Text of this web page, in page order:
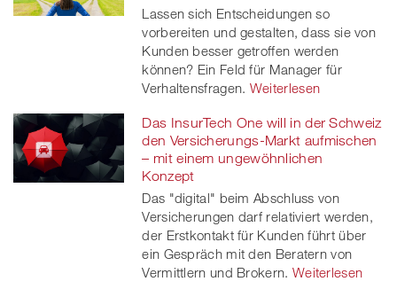
Lassen sich Entscheidungen so
vorbereiten und gestalten, dass sie von
Kunden besser getroffen werden
können? Ein Feld für Manager für
Verhaltensfragen. Weiterlesen
Das InsurTech One will in der Schweiz
den Versicherungs-Markt aufmischen
– mit einem ungewöhnlichen
Konzept
Das "digital" beim Abschluss von
Versicherungen darf relativiert werden,
der Erstkontakt für Kunden führt über
ein Gespräch mit den Beratern von
Vermittlern und Brokern. Weiterlesen